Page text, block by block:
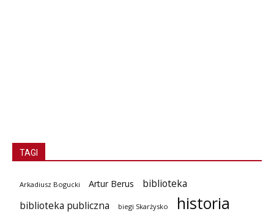
TAGI
Arkadiusz Bogucki Artur Berus
biblioteka
biblioteka publiczna
biegi Skarżysko historia